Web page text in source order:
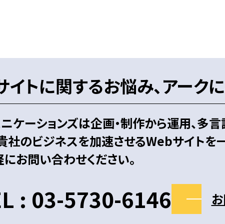
トに関するお悩み、アーク
ケーションズは企画・制作から運用、多
社のビジネスを加速させるWebサイトを
お問い合わせください。
: 03-5730-6146